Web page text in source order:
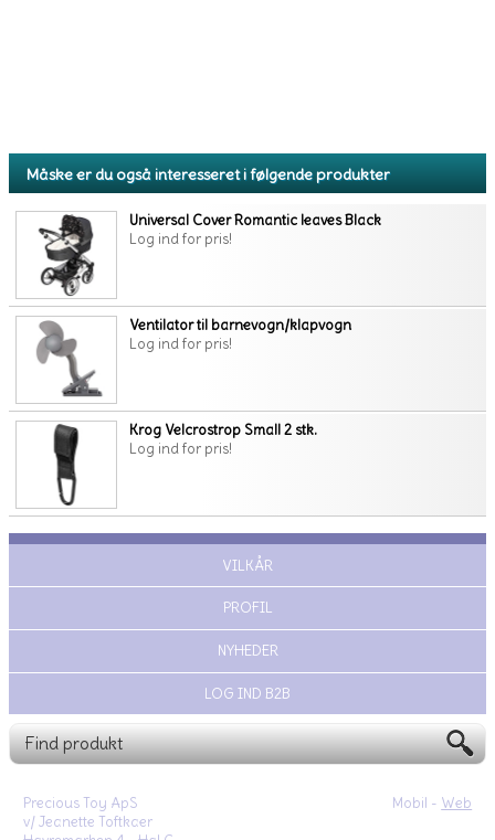
Måske er du også interesseret i følgende produkter
Universal Cover Romantic leaves Black
Log ind for pris!
Ventilator til barnevogn/klapvogn
Log ind for pris!
Krog Velcrostrop Small 2 stk.
Log ind for pris!
VILKÅR
PROFIL
NYHEDER
LOG IND B2B
Mobil - Web
Precious Toy ApS
v/ Jeanette Toftkaer